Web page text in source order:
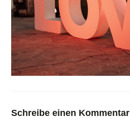
Schreibe einen Kommentar